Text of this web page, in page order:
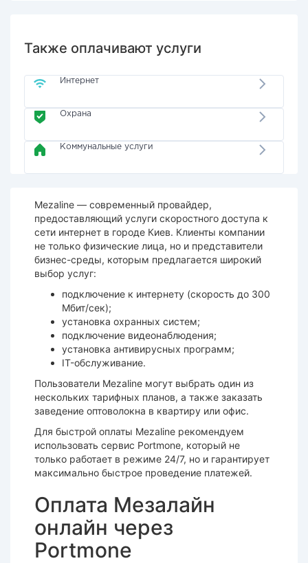
Также оплачивают услуги
Интернет
Охрана
Коммунальные услуги
Mezaline — современный провайдер,
предоставляющий услуги скоростного доступа к
сети интернет в городе Киев. Клиенты компании
не только физические лица, но и представители
бизнес-среды, которым предлагается широкий
выбор услуг:
подключение к интернету (скорость до 300
Мбит/сек);
установка охранных систем;
подключение видеонаблюдения;
установка антивирусных программ;
IT-обслуживание.
Пользователи Mezaline могут выбрать один из
нескольких тарифных планов, а также заказать
заведение оптоволокна в квартиру или офис.
Для быстрой оплаты Mezaline рекомендуем
использовать сервис Portmone, который не
только работает в режиме 24/7, но и гарантирует
максимально быстрое проведение платежей.
Оплата Мезалайн
онлайн через
Portmone